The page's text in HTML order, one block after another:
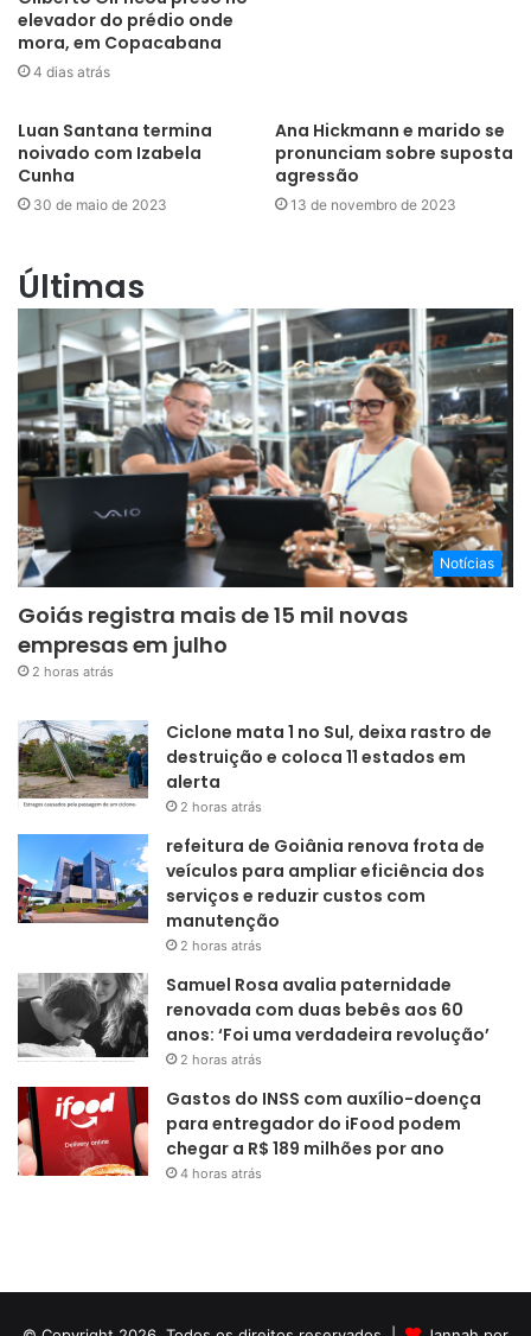
elevador do prédio onde
mora, em Copacabana
4 dias atrás
Luan Santana termina
noivado com Izabela
Cunha
30 de maio de 2023
Ana Hickmann e marido se
pronunciam sobre suposta
agressão
13 de novembro de 2023
Últimas
Notícias
Goiás registra mais de 15 mil novas
empresas em julho
2 horas atrás
Ciclone mata 1 no Sul, deixa rastro de
destruição e coloca 11 estados em
alerta
2 horas atrás
refeitura de Goiânia renova frota de
veículos para ampliar eficiência dos
serviços e reduzir custos com
manutenção
2 horas atrás
Samuel Rosa avalia paternidade
renovada com duas bebês aos 60
anos: ‘Foi uma verdadeira revolução’
2 horas atrás
Gastos do INSS com auxílio-doença
para entregador do iFood podem
chegar a R$ 189 milhões por ano
4 horas atrás